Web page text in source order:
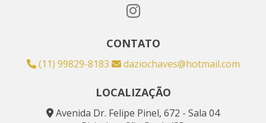
CONTATO
(11) 99829-8183 daziochaves@hotmail.com
LOCALIZAÇÃO
Avenida Dr. Felipe Pinel, 672 - Sala 04